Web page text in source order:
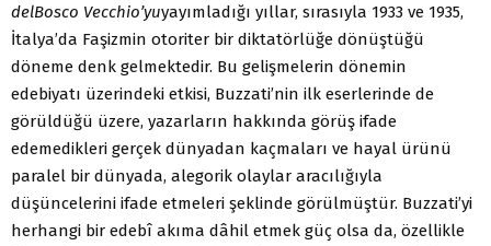
delBosco Vecchio’yuyayımladığı yıllar, sırasıyla 1933 ve 1935,
İtalya’da Faşizmin otoriter bir diktatörlüğe dönüştüğü
döneme denk gelmektedir. Bu gelişmelerin dönemin
edebiyatı üzerindeki etkisi, Buzzati’nin ilk eserlerinde de
görüldüğü üzere, yazarların hakkında görüş ifade
edemedikleri gerçek dünyadan kaçmaları ve hayal ürünü
paralel bir dünyada, alegorik olaylar aracılığıyla
düşüncelerini ifade etmeleri şeklinde görülmüştür. Buzzati’yi
herhangi bir edebî akıma dâhil etmek güç olsa da, özellikle